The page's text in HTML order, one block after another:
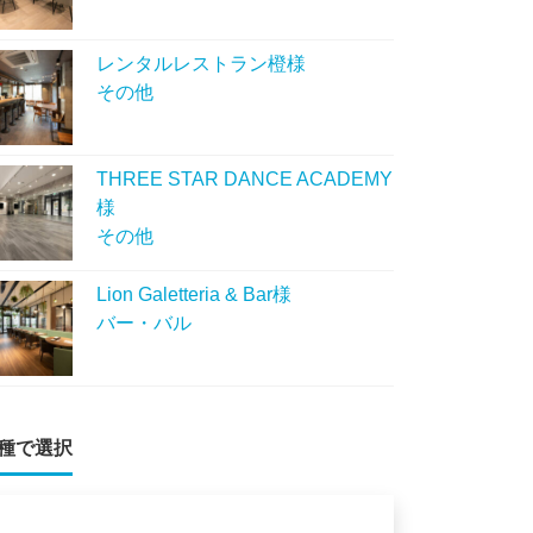
レンタルレストラン橙様
その他
THREE STAR DANCE ACADEMY
様
その他
Lion Galetteria & Bar様
バー・バル
で選択